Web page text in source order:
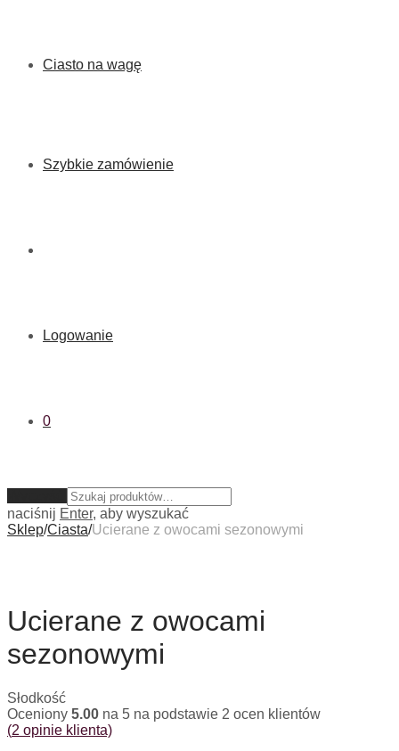
Ciasto na wagę
Szybkie zamówienie
Logowanie
0
naciśnij Enter, aby wyszukać
Sklep/Ciasta/Ucierane z owocami sezonowymi
Ucierane z owocami
sezonowymi
Słodkość
Oceniony 5.00 na 5 na podstawie 2 ocen klientów
(2 opinie klienta)